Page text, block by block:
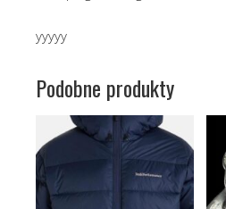
yyyyy
Podobne produkty